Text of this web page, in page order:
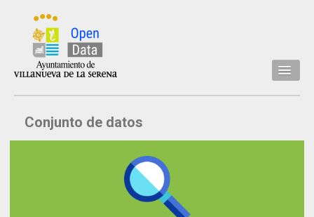
Inicio
Datos
Conjunto de datos